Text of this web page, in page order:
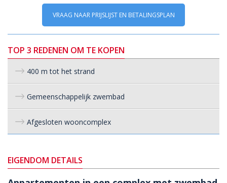
VRAAG NAAR PRIJSLIJST EN BETALINGSPLAN
TOP 3 REDENEN OM TE KOPEN
400 m tot het strand
Gemeenschappelijk zwembad
Afgesloten wooncomplex
EIGENDOM DETAILS